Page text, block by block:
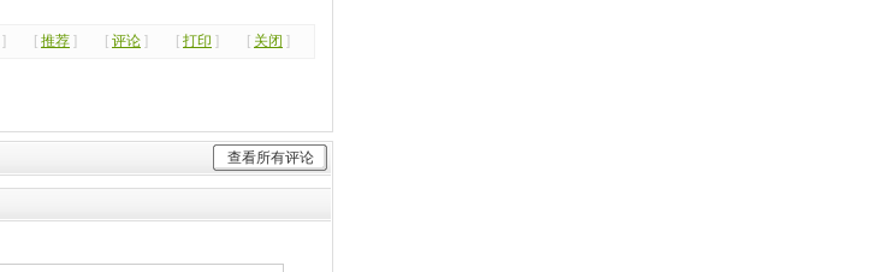
] [ 推荐 ] [ 评论 ] [ 打印 ] [ 关闭 ]
查看所有评论